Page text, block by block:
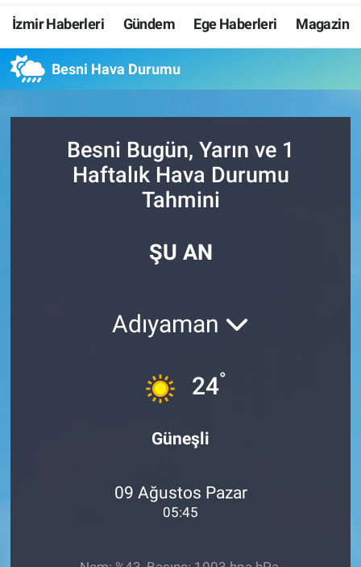
İzmir Haberleri Gündem Ege Haberleri Magazin
Besni Hava Durumu
Besni Bugün, Yarın ve 1
Haftalık Hava Durumu
Tahmini
ŞU AN
Adıyaman
24°
Güneşli
09 Ağustos Pazar
05:45
Resmi İlanlar
Resmi Reklam